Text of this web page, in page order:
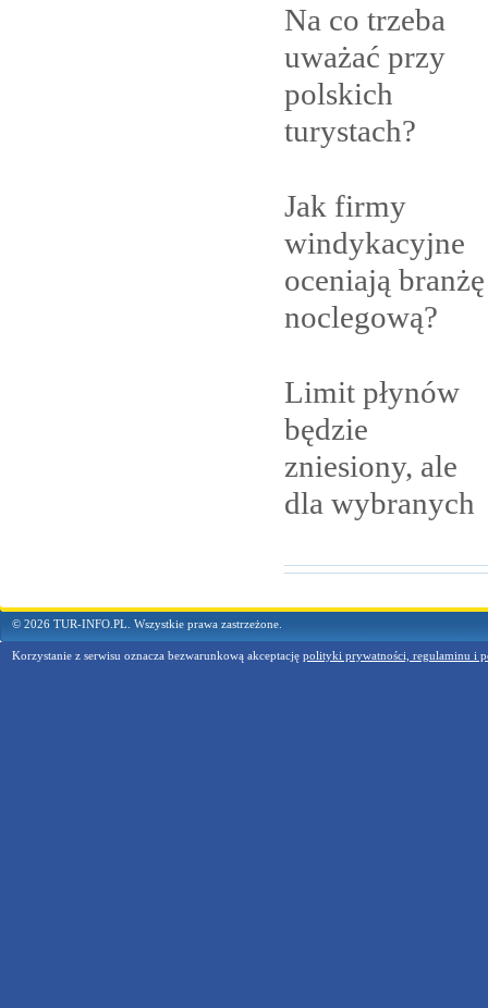
Na co trzeba
uważać przy
polskich
turystach?
Jak firmy
windykacyjne
oceniają branżę
noclegową?
Limit płynów
będzie
zniesiony, ale
dla wybranych
© 2026 TUR-INFO.PL. Wszystkie prawa zastrzeżone.
Korzystanie z serwisu oznacza bezwarunkową akceptację polityki prywatności, regulaminu i